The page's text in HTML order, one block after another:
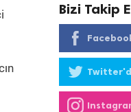
Bizi Takip